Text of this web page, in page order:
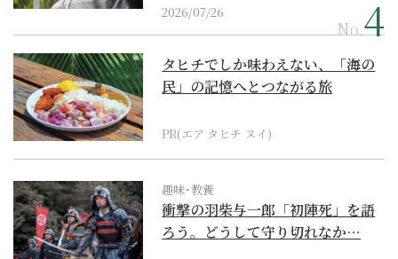
2026/07/26
No.
タヒチでしか味わえない、「海の
民」の記憶へとつながる旅
PR(エア タヒチ ヌイ)
趣味･教養
衝撃の羽柴与一郎「初陣死」を語
ろう。どうして守り切れなか…